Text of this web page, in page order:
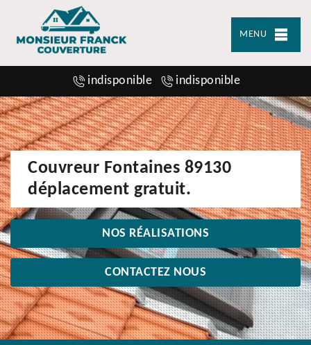
MENU
indisponible indisponible
Couvreur Fontaines 89130
déplacement gratuit.
NOS RÉALISATIONS
CONTACTEZ NOUS